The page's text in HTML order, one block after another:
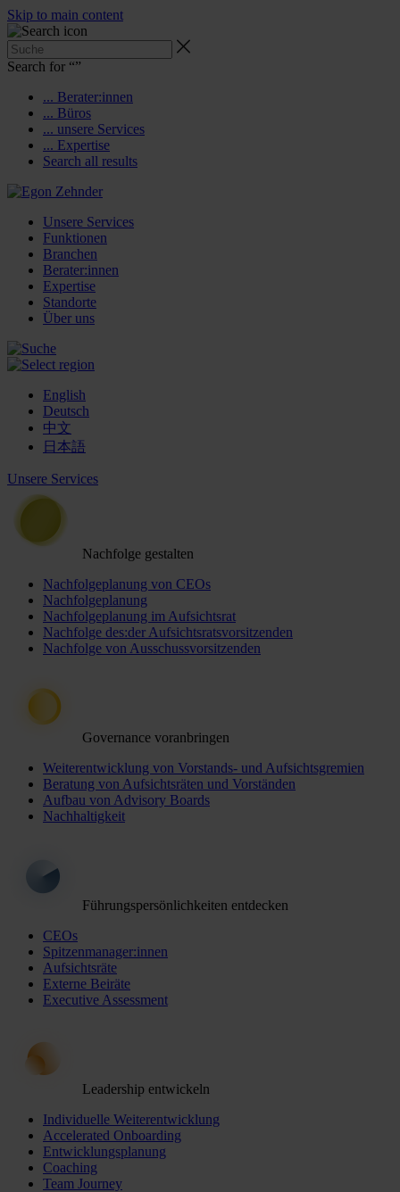
Skip to main content
Search for “”
... Berater:innen
... Büros
... unsere Services
... Expertise
Search all results
Unsere Services
Funktionen
Branchen
Berater:innen
Expertise
Standorte
Über uns
English
Deutsch
中文
日本語
Unsere Services
Nachfolge gestalten
Nachfolgeplanung von CEOs
Nachfolgeplanung
Nachfolgeplanung im Aufsichtsrat
Nachfolge des:der Aufsichtsratsvorsitzenden
Nachfolge von Ausschussvorsitzenden
Governance voranbringen
Weiterentwicklung von Vorstands- und Aufsichtsgremien
Beratung von Aufsichtsräten und Vorständen
Aufbau von Advisory Boards
Nachhaltigkeit
Führungspersönlichkeiten entdecken
CEOs
Spitzenmanager:innen
Aufsichtsräte
Externe Beiräte
Executive Assessment
Leadership entwickeln
Individuelle Weiterentwicklung
Accelerated Onboarding
Entwicklungsplanung
Coaching
Team Journey